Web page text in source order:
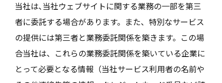
当社は､当社ウェブサイトに関する業務の一部を第三
者に委託する場合があります。また、特別なサービス
の提供には第三者と業務委託関係を築きます。この場
合当社は、これらの業務委託関係を築いている企業に
とって必要となる情報（当社サービス利用者の名前や